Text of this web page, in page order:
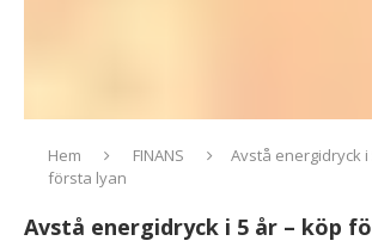
Hem FINANS
Avstå energidryck i
första lyan
Avstå energidryck i 5 år – köp